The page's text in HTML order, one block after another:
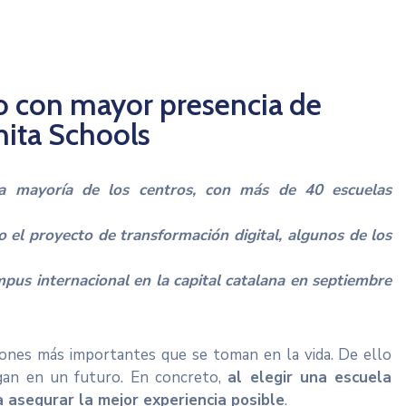
con mayor presencia de
Schools
mayoría de los centros, con más de 40 escuelas
proyecto de transformación digital, algunos de los
internacional en la capital catalana en septiembre
más importantes que se toman en la vida. De ello
en un futuro. En concreto, al elegir una escuela
la mejor experiencia posible.